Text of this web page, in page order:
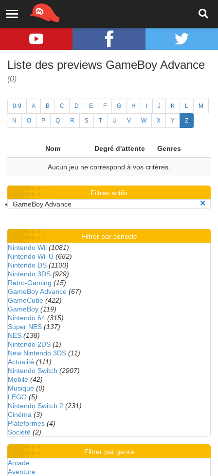
Liste des previews GameBoy Advance
(0)
0-9 A B C D E F G H J K L M
N O P Q R S T U V W X Y Z
Nom Degré d'attente Genres
Aucun jeu ne correspond à vos critères.
Filtres actifs
GameBoy Advance
Filtrer par console
Nintendo Wii (1081)
Nintendo Wii U (682)
Nintendo DS (1100)
Nintendo 3DS (929)
Retro-Gaming (15)
GameBoy Advance (67)
GameCube (422)
GameBoy (119)
Nintendo 64 (315)
Super NES (137)
NES (138)
Nintendo 2DS (1)
New Nintendo 3DS (11)
Actualité (111)
Nintendo Switch (2907)
Mobile (42)
Musique (0)
LEGO (5)
Nintendo Switch 2 (231)
Cinéma (3)
Plateformes (4)
Société (2)
Filtrer par genre
Arcade
Aventure